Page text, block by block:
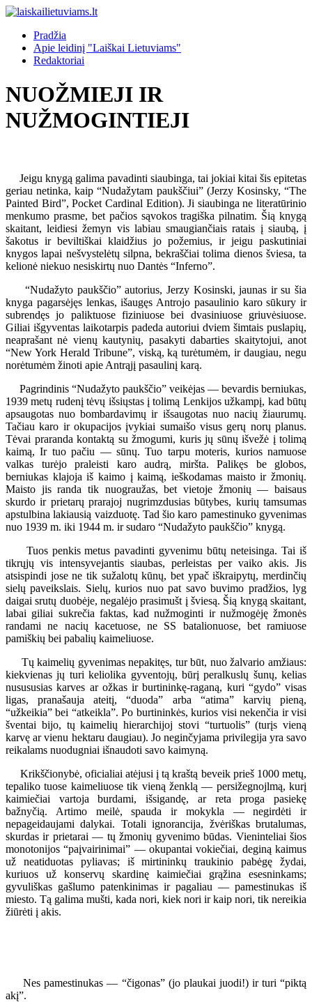
Pradžia
Apie leidinį "Laiškai Lietuviams"
Redaktoriai
NUOŽMIEJI IR
NUŽMOGINTIEJI
Jeigu knygą galima pavadinti siaubinga, tai jokiai kitai šis epitetas
geriau netinka, kaip “Nudažytam paukščiui” (Jerzy Kosinsky, “The
Painted Bird”, Pocket Cardinal Edition). Ji siaubinga ne literatūrinio
menkumo prasme, bet pačios sąvokos tragiška pilnatim. Šią knygą
skaitant, leidiesi žemyn vis labiau smaugiančiais ratais į siaubą, į
šakotus ir beviltiškai klaidžius jo požemius, ir jeigu paskutiniai
knygos lapai nešvystelėtų silpna, bekraščiai tolima dienos šviesa, ta
kelionė niekuo nesiskirtų nuo Dantės “Inferno”.
“Nudažyto paukščio” autorius, Jerzy Kosinski, jaunas ir su šia
knyga pagarsėjęs lenkas, išaugęs Antrojo pasaulinio karo sūkury ir
subrendęs jo paliktuose fiziniuose bei dvasiniuose griuvėsiuose.
Giliai išgyventas laikotarpis padeda autoriui dviem šimtais puslapių,
neaprašant nė vienų kautynių, pasakyti dabarties skaitytojui, anot
“New York Herald Tribune”, viską, ką turėtumėm, ir daugiau, negu
norėtumėm žinoti apie Antrąjį pasaulinį karą.
Pagrindinis “Nudažyto paukščio” veikėjas — bevardis berniukas,
1939 metų rudenį tėvų išsiųstas į tolimą Lenkijos užkampį, kad būtų
apsaugotas nuo bombardavimų ir išsaugotas nuo nacių žiaurumų.
Tačiau karo ir okupacijos įvykiai sumaišo visus gerų norų planus.
Tėvai praranda kontaktą su žmogumi, kuris jų sūnų išvežė į tolimą
kaimą, Ir tuo pačiu — sūnų. Tuo tarpu moteris, kurios namuose
valkas turėjo praleisti karo audrą, miršta. Palikęs be globos,
berniukas klajoja iš kaimo į kaimą, ieškodamas maisto ir žmonių.
Maisto jis randa tik nuograužas, bet vietoje žmonių — baisaus
skurdo ir prietarų prarajoj nugrimzdusias būtybes, kurių tamsumas
apstulbina lakiausią vaizduotę. Tad šio karo pamestinuko gyvenimas
nuo 1939 m. iki 1944 m. ir sudaro “Nudažyto paukščio” knygą.
Tuos penkis metus pavadinti gyvenimu būtų neteisinga. Tai iš
tikrųjų vis intensyvejantis siaubas, perleistas per vaiko akis. Jis
atsispindi jose ne tik sužalotų kūnų, bet ypač iškraipytų, merdinčių
sielų paveikslais. Sielų, kurios nuo pat savo buvimo pradžios, lyg
daigai srutų duobėje, negalėjo prasimušt į šviesą. Šią knygą skaitant,
labai giliai sukrečia faktas, kad nužmoginti ir nužmogėję žmonės
randami ne nacių kacetuose, ne SS batalionuose, bet ramiuose
pamiškių bei pabalių kaimeliuose.
Tų kaimelių gyvenimas nepakitęs, tur būt, nuo žalvario amžiaus:
kiekvienas jų turi keliolika gyventojų, būrį peralkuslų šunų, kelias
nusususias karves ar ožkas ir burtininkę-raganą, kuri “gydo” visas
ligas, pranašauja ateitį, “duoda” arba “atima” karvių pieną,
“užkeikia” bei “atkeikla”. Po burtininkės, kurios visi nekenčia ir visi
šventai bijo, tų kaimelių hierarchijoj stovi “turtuolis” (turįs vieną
karvę ar vienu hektaru daugiau). Jo neginčyjama privilegija yra savo
reikalams nuodugniai išnaudoti savo kaimyną.
Krikščionybė, oficialiai atėjusi į tą kraštą beveik prieš 1000 metų,
tepaliko tuose kaimeliuose tik vieną ženklą — persižegnojlmą, kurį
kaimiečiai vartoja burdami, išsigandę, ar reta proga pasiekę
bažnyčią. Artimo meilė, spauda ir mokykla — negirdėti ir
nepageidaujami dalykai. Totali ignorancija, žvėriškas brutalumas,
skurdas ir prietarai — tų žmonių gyvenimo būdas. Vieninteliai šios
monotonijos “paįvairinimai” — okupantai vokiečiai, deginą kaimus
už neatiduotas pyliavas; iš mirtininkų traukinio pabėgę žydai,
kuriuos už konservų skardinę kaimiečiai grąžina esesninkams;
gyvuliškas gašlumo patenkinimas ir pagaliau — pamestinukas iš
miesto. Tą galima mušti, kada nori, kiek nori ir kaip nori, tik nereikia
žiūrėti į akis.
Nes pamestinukas — “čigonas” (jo plaukai juodi!) ir turi “piktą
akį”.